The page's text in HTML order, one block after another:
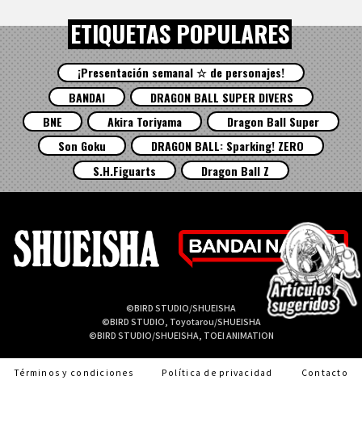
ETIQUETAS POPULARES
¡Presentación semanal ☆ de personajes!
BANDAI
DRAGON BALL SUPER DIVERS
BNE
Akira Toriyama
Dragon Ball Super
Son Goku
DRAGON BALL: Sparking! ZERO
S.H.Figuarts
Dragon Ball Z
©BIRD STUDIO/SHUEISHA
©BIRD STUDIO, Toyotarou/SHUEISHA
©BIRD STUDIO/SHUEISHA, TOEI ANIMATION
Términos y condiciones Política de privacidad Contacto